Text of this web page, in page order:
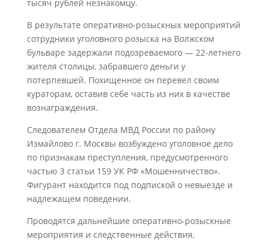
тысяч рублей незнакомцу.
В результате оперативно-розыскных мероприятий
сотрудники уголовного розыска на Волжском
бульваре задержали подозреваемого — 22-летнего
жителя столицы, забравшего деньги у
потерпевшей. Похищенное он перевел своим
кураторам, оставив себе часть из них в качестве
вознаграждения.
Следователем Отдела МВД России по району
Измайлово г. Москвы возбуждено уголовное дело
по признакам преступления, предусмотренного
частью 3 статьи 159 УК РФ «Мошенничество».
Фигурант находится под подпиской о невыезде и
надлежащем поведении.
Проводятся дальнейшие оперативно-розыскные
мероприятия и следственные действия,